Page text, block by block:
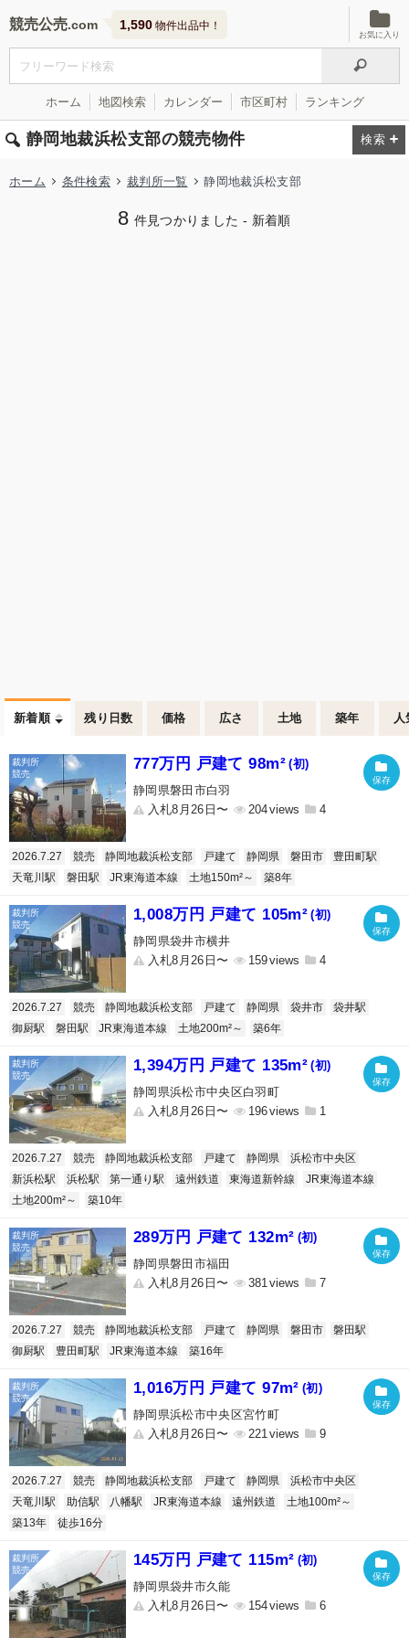
競売公売 1,590 物件出品中！
お気に入り
ホーム 地図検索 カレンダー 市区町村 ランキング
静岡地裁浜松支部の競売物件
ホーム 条件検索 裁判所一覧 静岡地裁浜松支部
8 件見つかりました - 新着順
新着順 残り日数 価格 広さ 土地 築年 人
777万円 戸建て 98m² (初)
静岡県磐田市白羽
入札8月26日〜
204 4
2026.7.27 競売 静岡地裁浜松支部 戸建て 静岡県 磐田市
豊田町駅
天竜川駅
磐田駅 JR東海道本線 土地150m²～ 築8年
1,008万円 戸建て 105m² (初)
静岡県袋井市横井
入札8月26日〜
159 4
2026.7.27 競売 静岡地裁浜松支部 戸建て 静岡県 袋井市
袋井駅
御厨駅
磐田駅 JR東海道本線 土地200m²～ 築6年
1,394万円 戸建て 135m² (初)
静岡県浜松市中央区白羽町
入札8月26日〜
196 1
2026.7.27 競売 静岡地裁浜松支部 戸建て 静岡県
浜松市中央区
新浜松駅
浜松駅 第一通り駅 遠州鉄道 東海道新幹線
JR東海道本線
土地200m²～
築10年
289万円 戸建て 132m² (初)
静岡県磐田市福田
入札8月26日〜
381 7
2026.7.27 競売 静岡地裁浜松支部 戸建て 静岡県 磐田市
磐田駅
御厨駅
豊田町駅 JR東海道本線 築16年
1,016万円 戸建て 97m² (初)
静岡県浜松市中央区宮竹町
入札8月26日〜
221 9
2026.7.27 競売 静岡地裁浜松支部 戸建て 静岡県
浜松市中央区
天竜川駅
助信駅 八幡駅 JR東海道本線 遠州鉄道
土地100m²～
築13年
徒歩16分
145万円 戸建て 115m² (初)
静岡県袋井市久能
入札8月26日〜
154 6